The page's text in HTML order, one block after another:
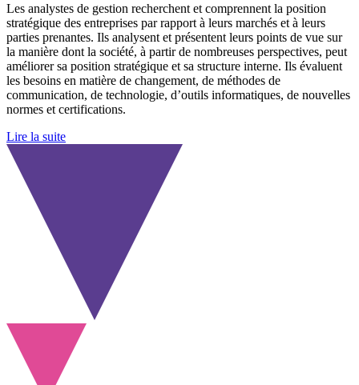
Les analystes de gestion recherchent et comprennent la position
stratégique des entreprises par rapport à leurs marchés et à leurs
parties prenantes. Ils analysent et présentent leurs points de vue sur
la manière dont la société, à partir de nombreuses perspectives, peut
améliorer sa position stratégique et sa structure interne. Ils évaluent
les besoins en matière de changement, de méthodes de
communication, de technologie, d’outils informatiques, de nouvelles
normes et certifications.
Lire la suite